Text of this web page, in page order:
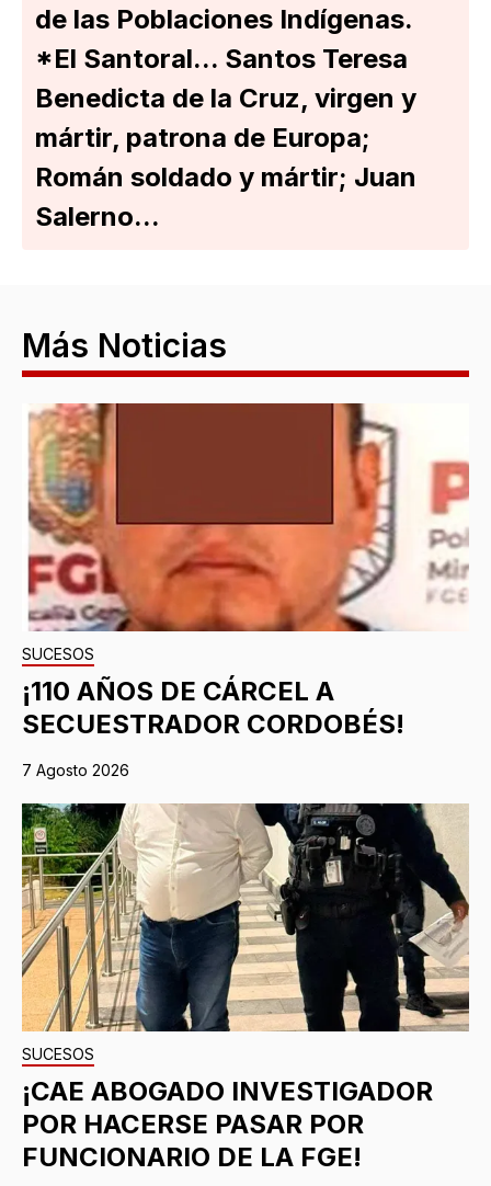
de las Poblaciones Indígenas.
*El Santoral... Santos Teresa
Benedicta de la Cruz, virgen y
mártir, patrona de Europa;
Román soldado y mártir; Juan
Salerno...
Más Noticias
SUCESOS
¡110 AÑOS DE CÁRCEL A
SECUESTRADOR CORDOBÉS!
7 Agosto 2026
SUCESOS
¡CAE ABOGADO INVESTIGADOR
POR HACERSE PASAR POR
FUNCIONARIO DE LA FGE!